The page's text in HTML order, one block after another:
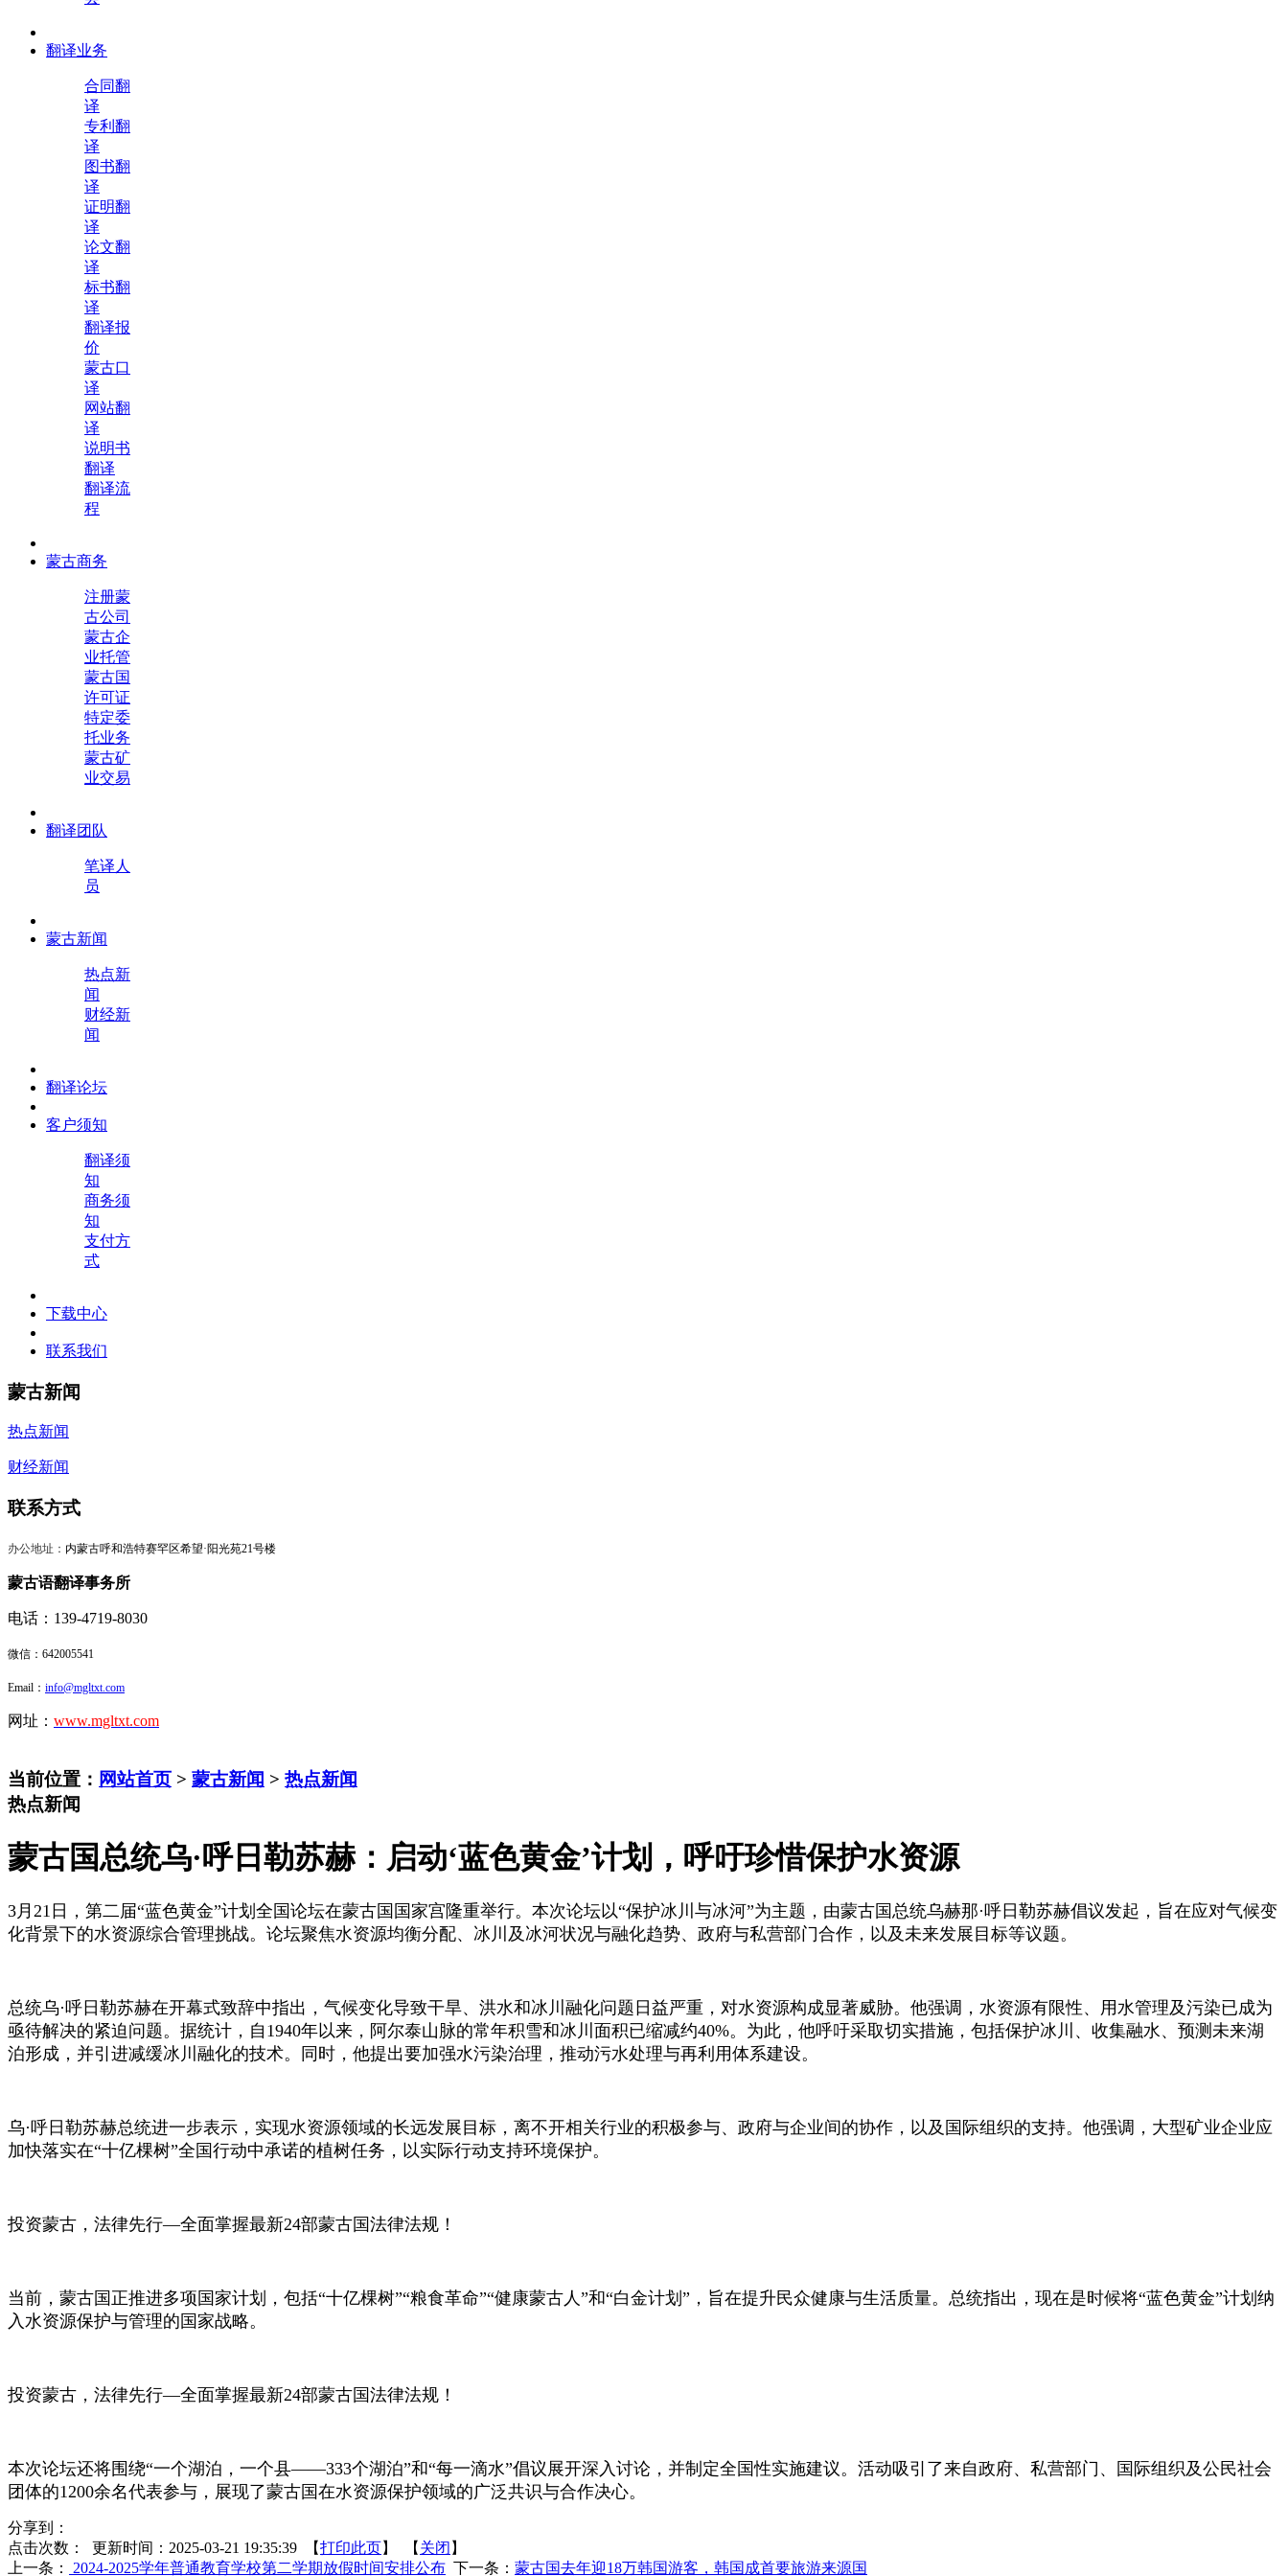
翻译业务
合同翻
译
专利翻
译
图书翻
译
证明翻
译
论文翻
译
标书翻
译
翻译报
价
蒙古口
译
网站翻
译
说明书
翻译
翻译流
程
蒙古商务
注册蒙
古公司
蒙古企
业托管
蒙古国
许可证
特定委
托业务
蒙古矿
业交易
翻译团队
笔译人
员
蒙古新闻
热点新
闻
财经新
闻
翻译论坛
客户须知
翻译须
知
商务须
知
支付方
式
下载中心
联系我们
蒙古新闻
热点新闻
财经新闻
联系方式
办公地址： 内蒙古呼和浩特赛罕区希望·阳光苑21号楼
蒙古语翻译事务所
电话：139-4719-8030
微信： 642005541
Email： info@mgltxt.com
网址： www.mgltxt.com
当前位置： 网站首页 > 蒙古新闻 > 热点新闻
热点新闻
蒙古国总统乌·呼日勒苏赫：启动‘蓝色黄金’计划，呼吁珍惜保护水资源
3月21日，第二届“蓝色黄金”计划全国论坛在蒙古国国家宫隆重举行。本次论坛以“保护冰川与冰河”为主题，由蒙古国总统乌赫那·呼日勒苏赫倡议发起，旨在应对气候变
化背景下的水资源综合管理挑战。论坛聚焦水资源均衡分配、冰川及冰河状况与融化趋势、政府与私营部门合作，以及未来发展目标等议题。
总统乌·呼日勒苏赫在开幕式致辞中指出，气候变化导致干旱、洪水和冰川融化问题日益严重，对水资源构成显著威胁。他强调，水资源有限性、用水管理及污染已成为
亟待解决的紧迫问题。据统计，自1940年以来，阿尔泰山脉的常年积雪和冰川面积已缩减约40%。为此，他呼吁采取切实措施，包括保护冰川、收集融水、预测未来湖
泊形成，并引进减缓冰川融化的技术。同时，他提出要加强水污染治理，推动污水处理与再利用体系建设。
乌·呼日勒苏赫总统进一步表示，实现水资源领域的长远发展目标，离不开相关行业的积极参与、政府与企业间的协作，以及国际组织的支持。他强调，大型矿业企业应
加快落实在“十亿棵树”全国行动中承诺的植树任务，以实际行动支持环境保护。
投资蒙古，法律先行—全面掌握最新24部蒙古国法律法规！
当前，蒙古国正推进多项国家计划，包括“十亿棵树”“粮食革命”“健康蒙古人”和“白金计划”，旨在提升民众健康与生活质量。总统指出，现在是时候将“蓝色黄金”计划纳
入水资源保护与管理的国家战略。
投资蒙古，法律先行—全面掌握最新24部蒙古国法律法规！
本次论坛还将围绕“一个湖泊，一个县——333个湖泊”和“每一滴水”倡议展开深入讨论，并制定全国性实施建议。活动吸引了来自政府、私营部门、国际组织及公民社会
团体的1200余名代表参与，展现了蒙古国在水资源保护领域的广泛共识与合作决心。
分享到：
点击次数：
更新时间：2025-03-21 19:35:39 【打印此页 】 【 关闭 】
上一条：
2024-2025学年普通教育学校第二学期放假时间安排公布 下一条： 蒙古国去年迎18万韩国游客，韩国成首要旅游来源国